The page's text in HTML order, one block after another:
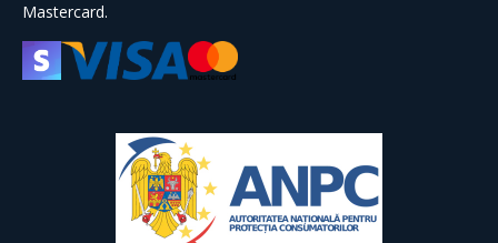
Mastercard.